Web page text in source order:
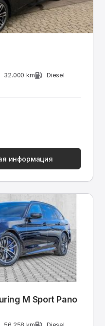
32.000 km
Diesel
информация
M Sport Pano